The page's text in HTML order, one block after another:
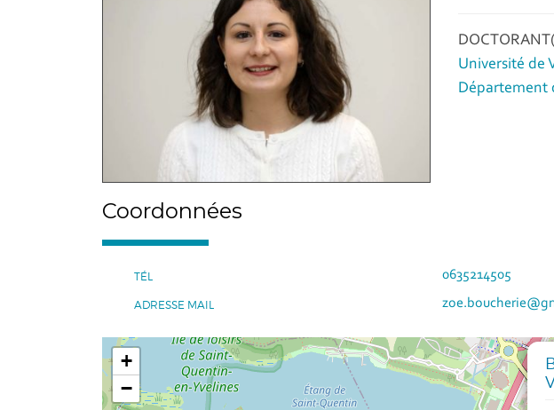
Université de
Département
Coordonnées
TÉL 0635214505
ADRESSE MAIL
+
−